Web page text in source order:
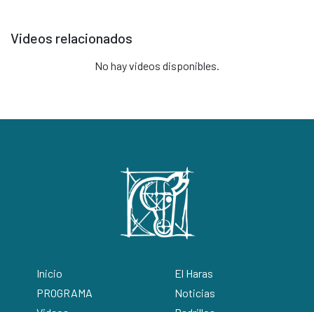
Videos relacionados
No hay videos disponibles.
Inicio
El Haras
PROGRAMA
Noticias